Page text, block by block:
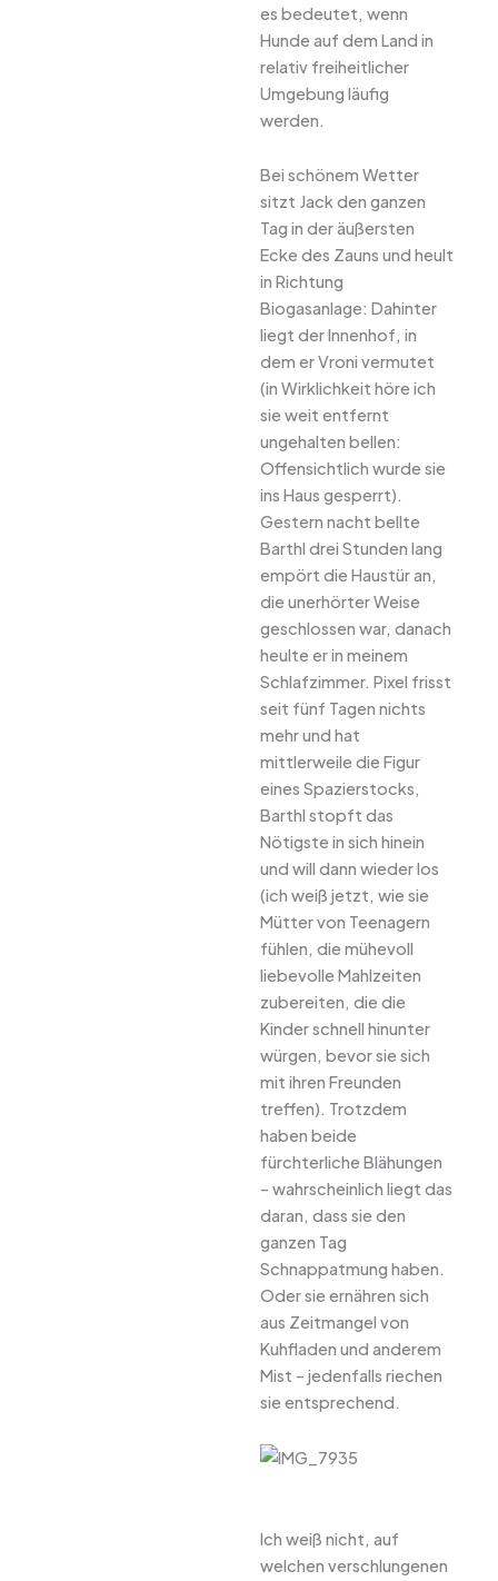
es bedeutet, wenn
Hunde auf dem Land in
relativ freiheitlicher
Umgebung läufig
werden.
Bei schönem Wetter
sitzt Jack den ganzen
Tag in der äußersten
Ecke des Zauns und heult
in Richtung
Biogasanlage: Dahinter
liegt der Innenhof, in
dem er Vroni vermutet
(in Wirklichkeit höre ich
sie weit entfernt
ungehalten bellen:
Offensichtlich wurde sie
ins Haus gesperrt).
Gestern nacht bellte
Barthl drei Stunden lang
empört die Haustür an,
die unerhörter Weise
geschlossen war, danach
heulte er in meinem
Schlafzimmer. Pixel frisst
seit fünf Tagen nichts
mehr und hat
mittlerweile die Figur
eines Spazierstocks,
Barthl stopft das
Nötigste in sich hinein
und will dann wieder los
(ich weiß jetzt, wie sie
Mütter von Teenagern
fühlen, die mühevoll
liebevolle Mahlzeiten
zubereiten, die die
Kinder schnell hinunter
würgen, bevor sie sich
mit ihren Freunden
treffen). Trotzdem
haben beide
fürchterliche Blähungen
– wahrscheinlich liegt das
daran, dass sie den
ganzen Tag
Schnappatmung haben.
Oder sie ernähren sich
aus Zeitmangel von
Kuhfladen und anderem
Mist – jedenfalls riechen
sie entsprechend.
Ich weiß nicht, auf
welchen verschlungenen